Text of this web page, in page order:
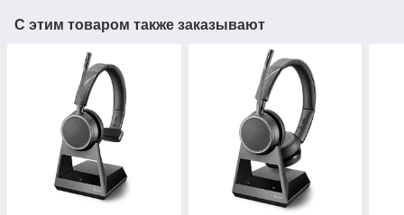
С этим товаром также заказывают